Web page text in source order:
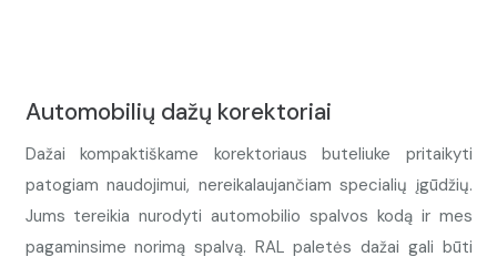
Automobilių dažų korektoriai
Dažai kompaktiškame korektoriaus buteliuke pritaikyti
patogiam naudojimui, nereikalaujančiam specialių įgūdžių.
Jums tereikia nurodyti automobilio spalvos kodą ir mes
pagaminsime norimą spalvą. RAL paletės dažai gali būti